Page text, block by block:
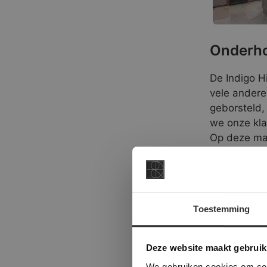
Toestemming
Deze website maakt
De Indigo
vele
we onze
Op deze
een
kunt u ons
Deze
onze